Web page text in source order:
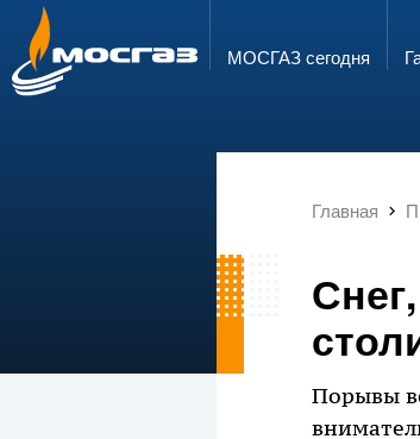
ГОРЯЧАЯ ЛИНИЯ
8 800 700 71 04 МОСГАЗ сегодня
Главная
Порывы